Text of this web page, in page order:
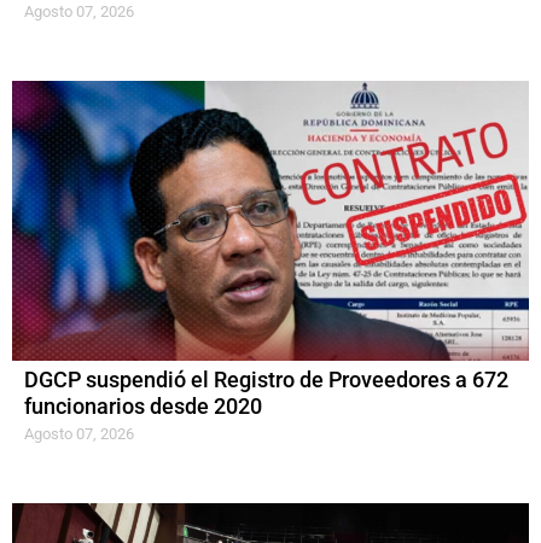
Agosto 07, 2026
DGCP suspendió el Registro de Proveedores a 672
funcionarios desde 2020
Agosto 07, 2026